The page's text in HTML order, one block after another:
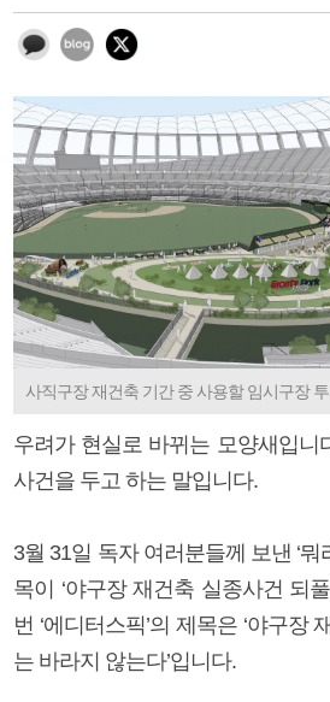
사직구장 재건축 기간 중 사용할 임시구장
우려가 현실로 바뀌는 모양새입니
사건을 두고 하는 말입니다.
3월 31일 독자 여러분들께 보낸 ‘뭐
목이 ‘야구장 재건축 실종사건 되
번 ‘에디터스픽’의 제목은 ‘야구장
는 바라지 않는다’입니다.